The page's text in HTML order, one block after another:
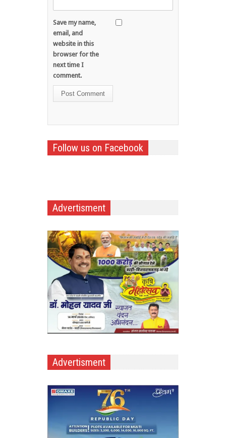
Save my name,
email, and
website in this
browser for the
next time I
comment.
Follow us on Facebook
Advertisment
Advertisment